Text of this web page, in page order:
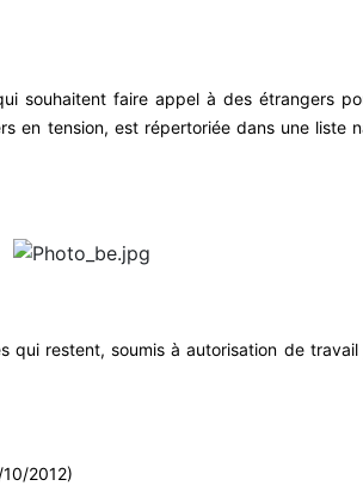
souhaitent faire appel à des étrangers
tension, est répertoriée dans une liste
qui restent, soumis à autorisation de
2012)